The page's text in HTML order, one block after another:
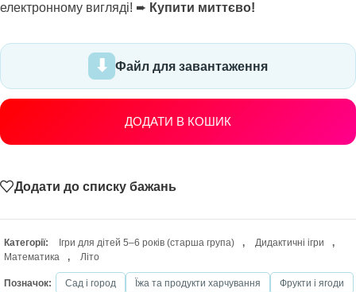
електронному вигляді! ➨ Купити миттєво!
Файл для завантаження
ДОДАТИ В КОШИК
Додати до списку бажань
Категорії: Ігри для дітей 5–6 років (старша група) , Дидактичні ігри
,
Математика
, Літо
Позначок: Сад і город Їжа та продукти харчування
Фрукти і ягоди